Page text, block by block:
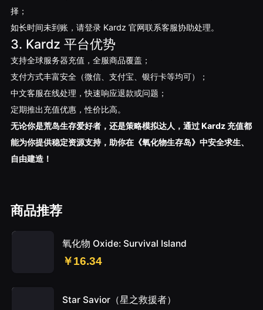
择；
如长时间未到账，请登录 Kardz 官网联系客服协助处理。
3. Kardz 平台优势
支持全球服务器充值，全服商品覆盖；
支付方式丰富安全（微信、支付宝、银行卡等均可）；
中文客服在线处理，快速响应退款或问题；
定期推出充值优惠，性价比高。
无论你是荒岛生存爱好者，还是策略模拟达人，通过 Kardz 充值都
能为你提供稳定资源支持，助你在《氧化物生存岛》中安全求生、
自由建造！
商品推荐
氧化物 Oxide: Survival Island
￥16.34
Star Savior（星之救援者）